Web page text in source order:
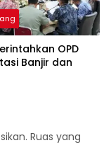
OPD
Banjir dan
Ruas yang